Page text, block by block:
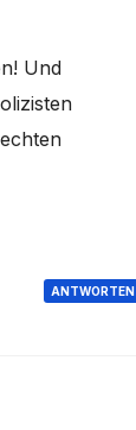
Und
ANTWORTEN